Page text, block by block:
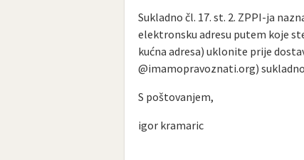
Sukladno čl. 17. st. 2. ZPPI-ja
elektronsku adresu putem koje
kućna adresa) uklonite prije
@imamopravoznati.org)
S poštovanjem,
igor kramaric